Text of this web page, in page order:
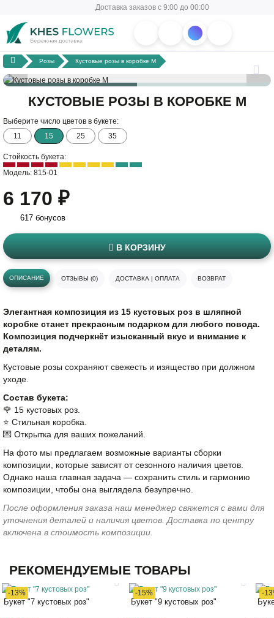
Доставка заказов с 9:00 до 00:00
Розы Кустовые розы в коробке M
КУСТОВЫЕ РОЗЫ В КОРОБКЕ M
Выберите число цветов в букете:
11
15 25 35
Стойкость букета:
Модель: 815-01
6 170 ₽
617 бонусов
В КОРЗИНУ
ОПИСАНИЕ ОТЗЫВЫ (0) ДОСТАВКА | ОПЛАТА ВОЗВРАТ
Элегантная композиция из 15 кустовых роз в шляпной
коробке станет прекрасным подарком для любого повода.
Композиция подчеркнёт изысканный вкус и внимание к
деталям.
Кустовые розы сохраняют свежесть и изящество при должном
уходе.
Состав букета:
🌹 15 кустовых роз.
⭐️ Стильная коробка.
💌 Открытка для ваших пожеланий.
На фото мы предлагаем возможные варианты сборки
композиции, которые зависят от сезонного наличия цветов.
Однако наша главная задача — сохранить стиль и гармонию
композиции, чтобы она выглядела безупречно.
После оформления заказа наш менеджер свяжется с вами для
уточнения деталей и наличия цветов. Доставка по центру
включена в стоимость композиции.
РЕКОМЕНДУЕМЫЕ ТОВАРЫ
-13%
Букет "7 кустовых роз"
-15%
Букет "9 кустовых роз"
-